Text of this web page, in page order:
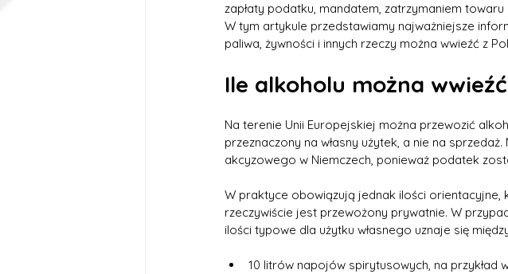
zapłaty podatku, mandatem, zatrzymaniem
W tym artykule przedstawiamy najważniejsze
paliwa, żywności i innych rzeczy można wwieźć z
Ile alkoholu można
Na terenie Unii Europejskiej można przewozić
przeznaczony na własny użytek, a nie na
akcyzowego w Niemczech, ponieważ podatek
W praktyce obowiązują jednak ilości
rzeczywiście jest przewożony prywatnie. W
ilości typowe dla użytku własnego uznaje się
10 litrów napojów spirytusowych, na przykład